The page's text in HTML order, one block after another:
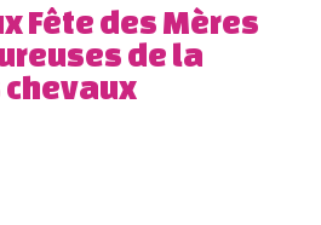
Fête des Mères
de la